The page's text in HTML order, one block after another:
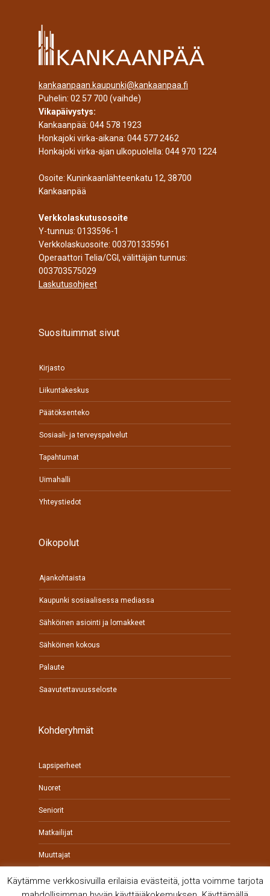
kankaanpaan.kaupunki@kankaanpaa.fi
Puhelin: 02 57 700 (vaihde)
Vikapäivystys:
Kankaanpää: 044 578 1923
Honkajoki virka-aikana: 044 577 2462
Honkajoki virka-ajan ulkopuolella: 044 970 1224
Osoite: Kuninkaanlähteenkatu 12, 38700
Kankaanpää
Verkkolaskutusosoite
Y-tunnus: 0133596-1
Verkkolaskuosoite: 003701335961
Operaattori Telia/CGI, välittäjän tunnus:
003703575029
Laskutusohjeet
Suosituimmat sivut
Kirjasto
Liikuntakeskus
Päätöksenteko
Sosiaali- ja terveyspalvelut
Tapahtumat
Uimahalli
Yhteystiedot
Oikopolut
Ajankohtaista
Kaupunki sosiaalisessa mediassa
Sähköinen asiointi ja lomakkeet
Sähköinen kokous
Palaute
Saavutettavuusseloste
Kohderyhmät
Lapsiperheet
Nuoret
Seniorit
Matkailijat
Muuttajat
Yrittäjät
Käytämme verkkosivuilla erilaisia evästeitä, jotta voimme tarjota